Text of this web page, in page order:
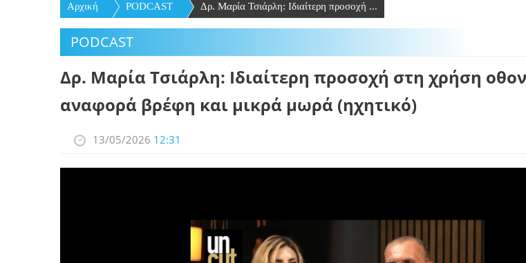
Αρχική PODCAST Δρ. Μαρία Τσιάρλη: Ιδιαίτερη προσοχή ...
PODCAST
Δρ. Μαρία Τσιάρλη: Ιδιαίτερη προσοχή στη χρήση
αναφορά βρέφη και μικρά μωρά (ηχητικό)
13/05/2026 12:31